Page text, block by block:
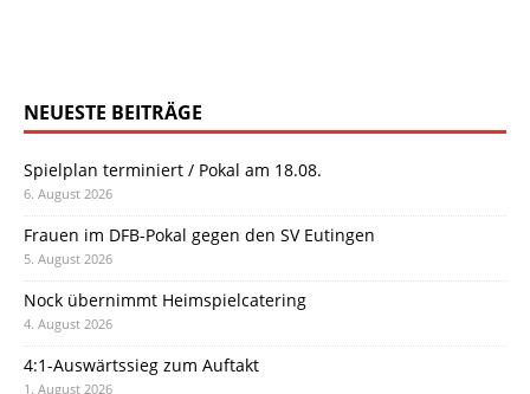
NEUESTE BEITRÄGE
Spielplan terminiert / Pokal am 18.08.
6. August 2026
Frauen im DFB-Pokal gegen den SV Eutingen
5. August 2026
Nock übernimmt Heimspielcatering
4. August 2026
4:1-Auswärtssieg zum Auftakt
1. August 2026